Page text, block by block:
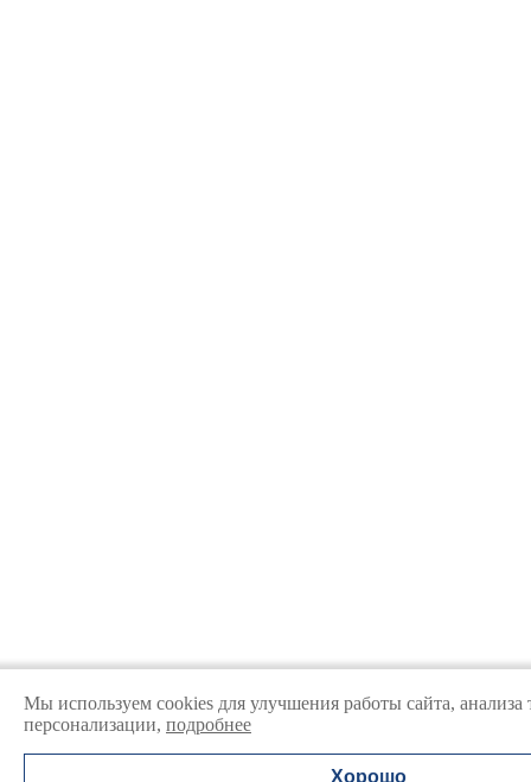
Мы используем cookies для улучшения работы сайта, анализа
персонализации, подробнее
Хорошо